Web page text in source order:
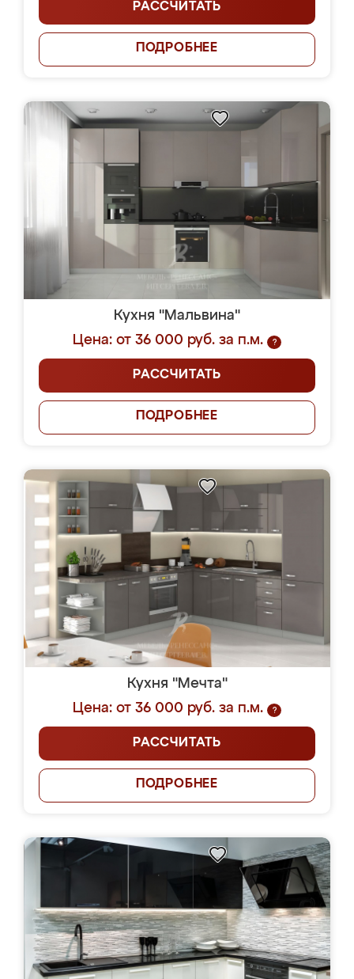
РАССЧИТАТЬ
ПОДРОБНЕЕ
Кухня "Мальвина"
Цена: от 36 000 руб. за п.м.
?
РАССЧИТАТЬ
ПОДРОБНЕЕ
Кухня "Мечта"
Цена: от 36 000 руб. за п.м.
?
РАССЧИТАТЬ
ПОДРОБНЕЕ